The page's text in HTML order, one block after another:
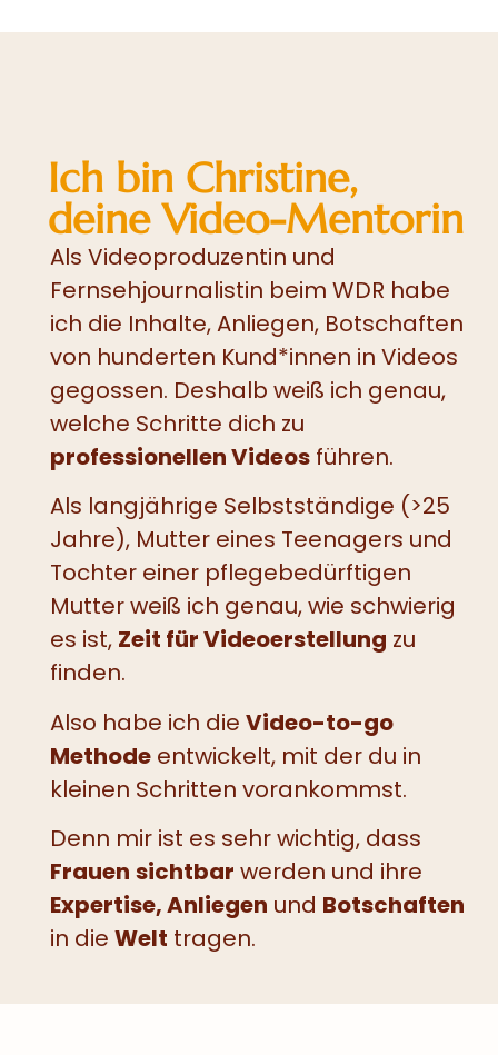
Ich bin Christine,
deine Video-Mentorin
Als Videoproduzentin und
Fernsehjournalistin beim WDR habe
ich die Inhalte, Anliegen, Botschaften
von hunderten Kund*innen in Videos
gegossen. Deshalb weiß ich genau,
welche Schritte dich zu
professionellen Videos führen.
Als langjährige Selbstständige (>25
Jahre), Mutter eines Teenagers und
Tochter einer pflegebedürftigen
Mutter weiß ich genau, wie schwierig
es ist, Zeit für Videoerstellung zu
finden.
Also habe ich die Video-to-go
Methode entwickelt, mit der du in
kleinen Schritten vorankommst.
Denn mir ist es sehr wichtig, dass
Frauen sichtbar werden und ihre
Expertise, Anliegen und Botschaften
in die Welt tragen.